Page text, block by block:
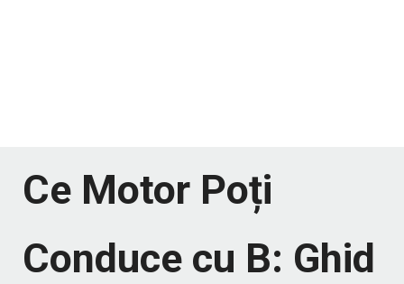
Ce Motor Poți
Conduce cu B: Ghid